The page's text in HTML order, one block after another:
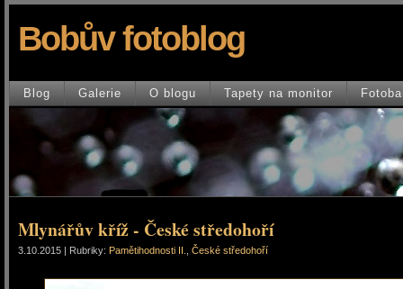
Bobův fotoblog
Blog Galerie O blogu Tapety na monitor
Mlynářův kříž - České středohoří
3.10.2015 | Rubriky: Pamětihodnosti II. České středohoří